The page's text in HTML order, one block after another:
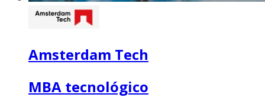
Amsterdam Tech
MBA tecnológico